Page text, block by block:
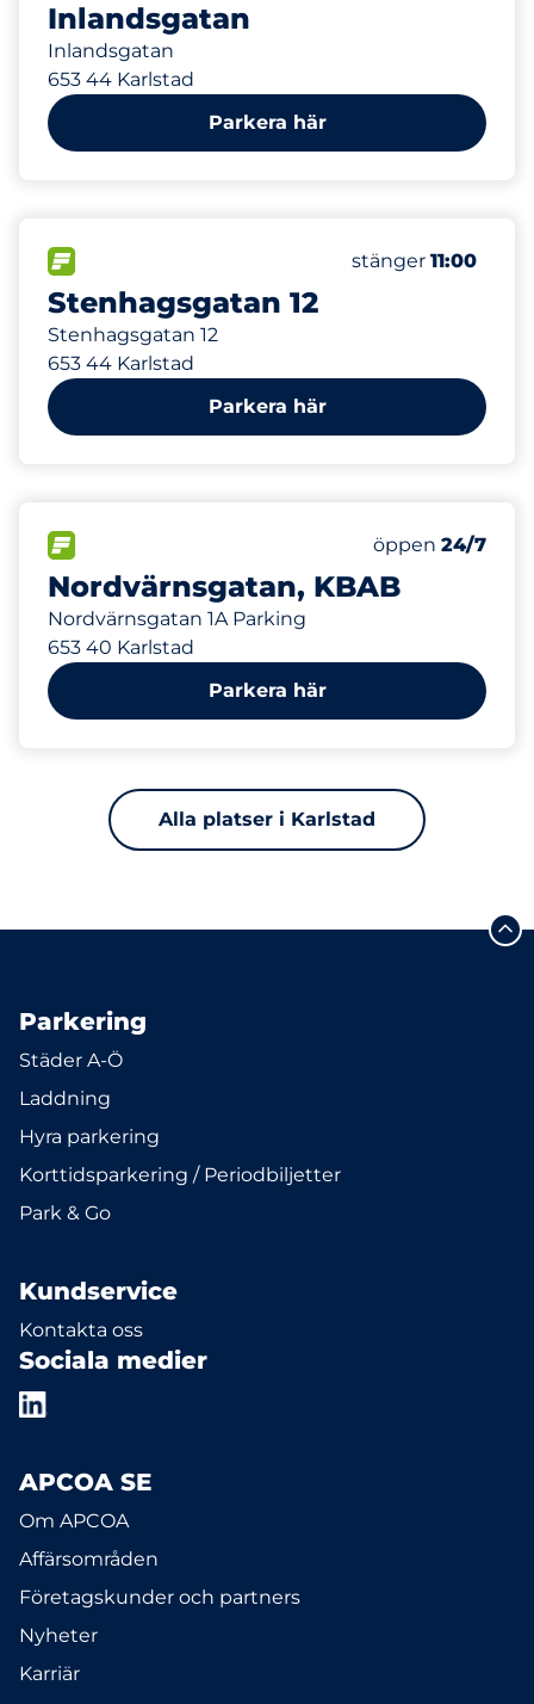
Inlandsgatan
Inlandsgatan
653 44 Karlstad
Parkera här
Stenhagsgatan 12
Stenhagsgatan 12
653 44 Karlstad
Fredag
stänger 11:00
157 m
Parkera här
Nordvärnsgatan, KBAB
Nordvärnsgatan 1A Parking
653 40 Karlstad
Antal
Totalt antal
Fredag
öppen 24/7
232 m
Parkera här
Alla platser i Karlstad
Parkering
Städer A-Ö
Laddning
Hyra parkering
Korttidsparkering / Periodbiljetter
Park & Go
Kundservice
Kontakta oss
Sociala medier
APCOA SE
Om APCOA
Affärsområden
Företagskunder och partners
Nyheter
Karriär